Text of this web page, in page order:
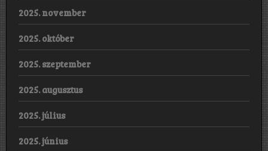
2025. november
2025. október
2025. szeptember
2025. augusztus
2025. július
2025. június